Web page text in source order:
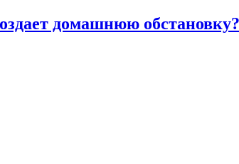
домашнюю обстановку?